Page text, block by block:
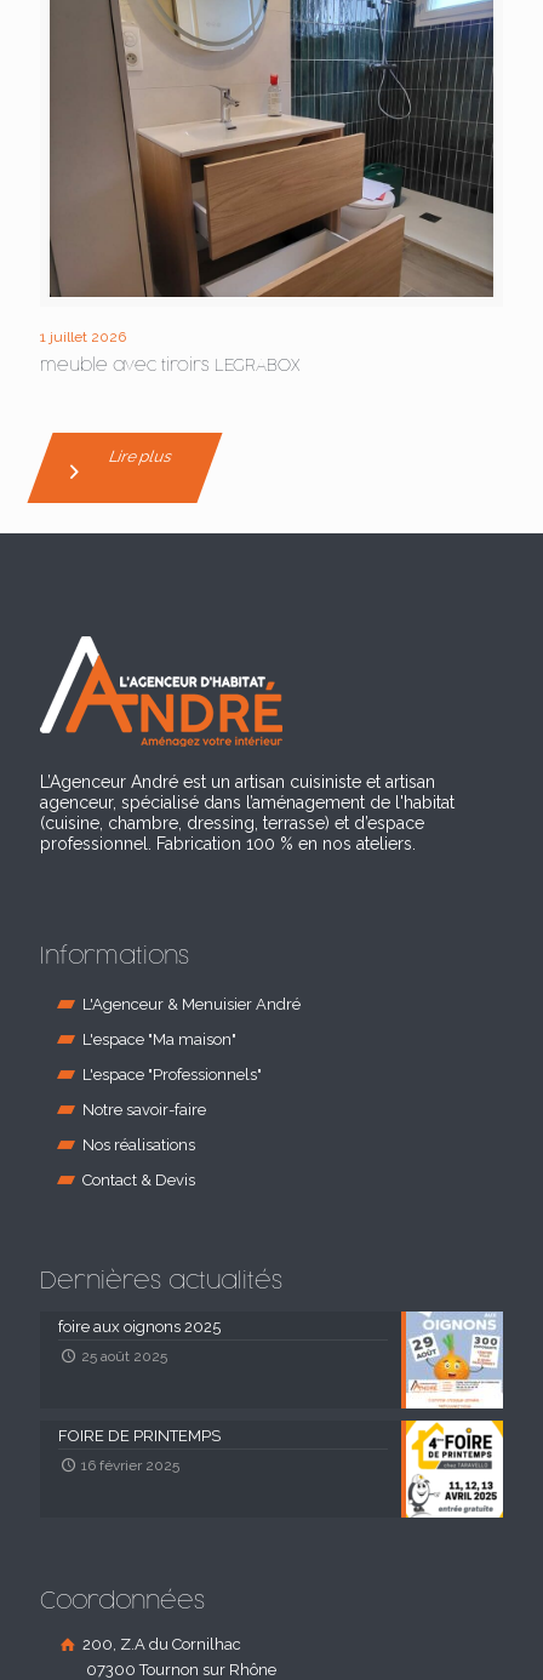
1 juillet 2026
meuble avec tiroirs LEGRABOX
Lire plus
L’Agenceur André est un artisan cuisiniste et artisan
agenceur, spécialisé dans l’aménagement de l'habitat
(cuisine, chambre, dressing, terrasse) et d’espace
professionnel. Fabrication 100 % en nos ateliers.
Informations
L'Agenceur & Menuisier André
L'espace "Ma maison"
L'espace "Professionnels"
Notre savoir-faire
Nos réalisations
Contact & Devis
Dernières actualités
foire aux oignons 2025
25 août 2025
FOIRE DE PRINTEMPS
16 février 2025
Coordonnées
200, Z.A du Cornilhac
07300 Tournon sur Rhône